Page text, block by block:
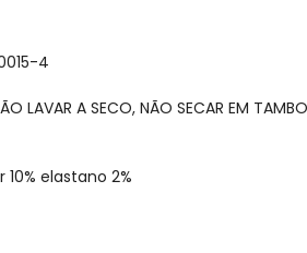
4
A SECO, NÃO SECAR EM
elastano 2%